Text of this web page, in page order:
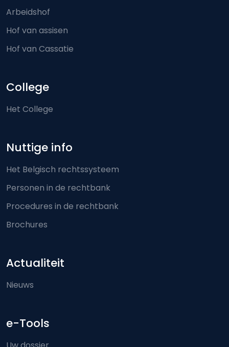
Arbeidshof
Hof van assisen
Hof van Cassatie
College
Het College
Nuttige info
Het Belgisch rechtssysteem
Personen in de rechtbank
Procedures in de rechtbank
Brochures
Actualiteit
Nieuws
e-Tools